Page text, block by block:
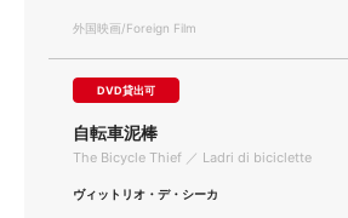
外国映画/Foreign Film
DVD貸出可
自転車泥棒
The Bicycle Thief ／ Ladri di biciclette
ヴィットリオ・デ・シーカ